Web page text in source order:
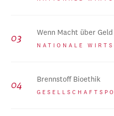
Wenn Macht über
NATIONALE
Brennstoff Bioethik